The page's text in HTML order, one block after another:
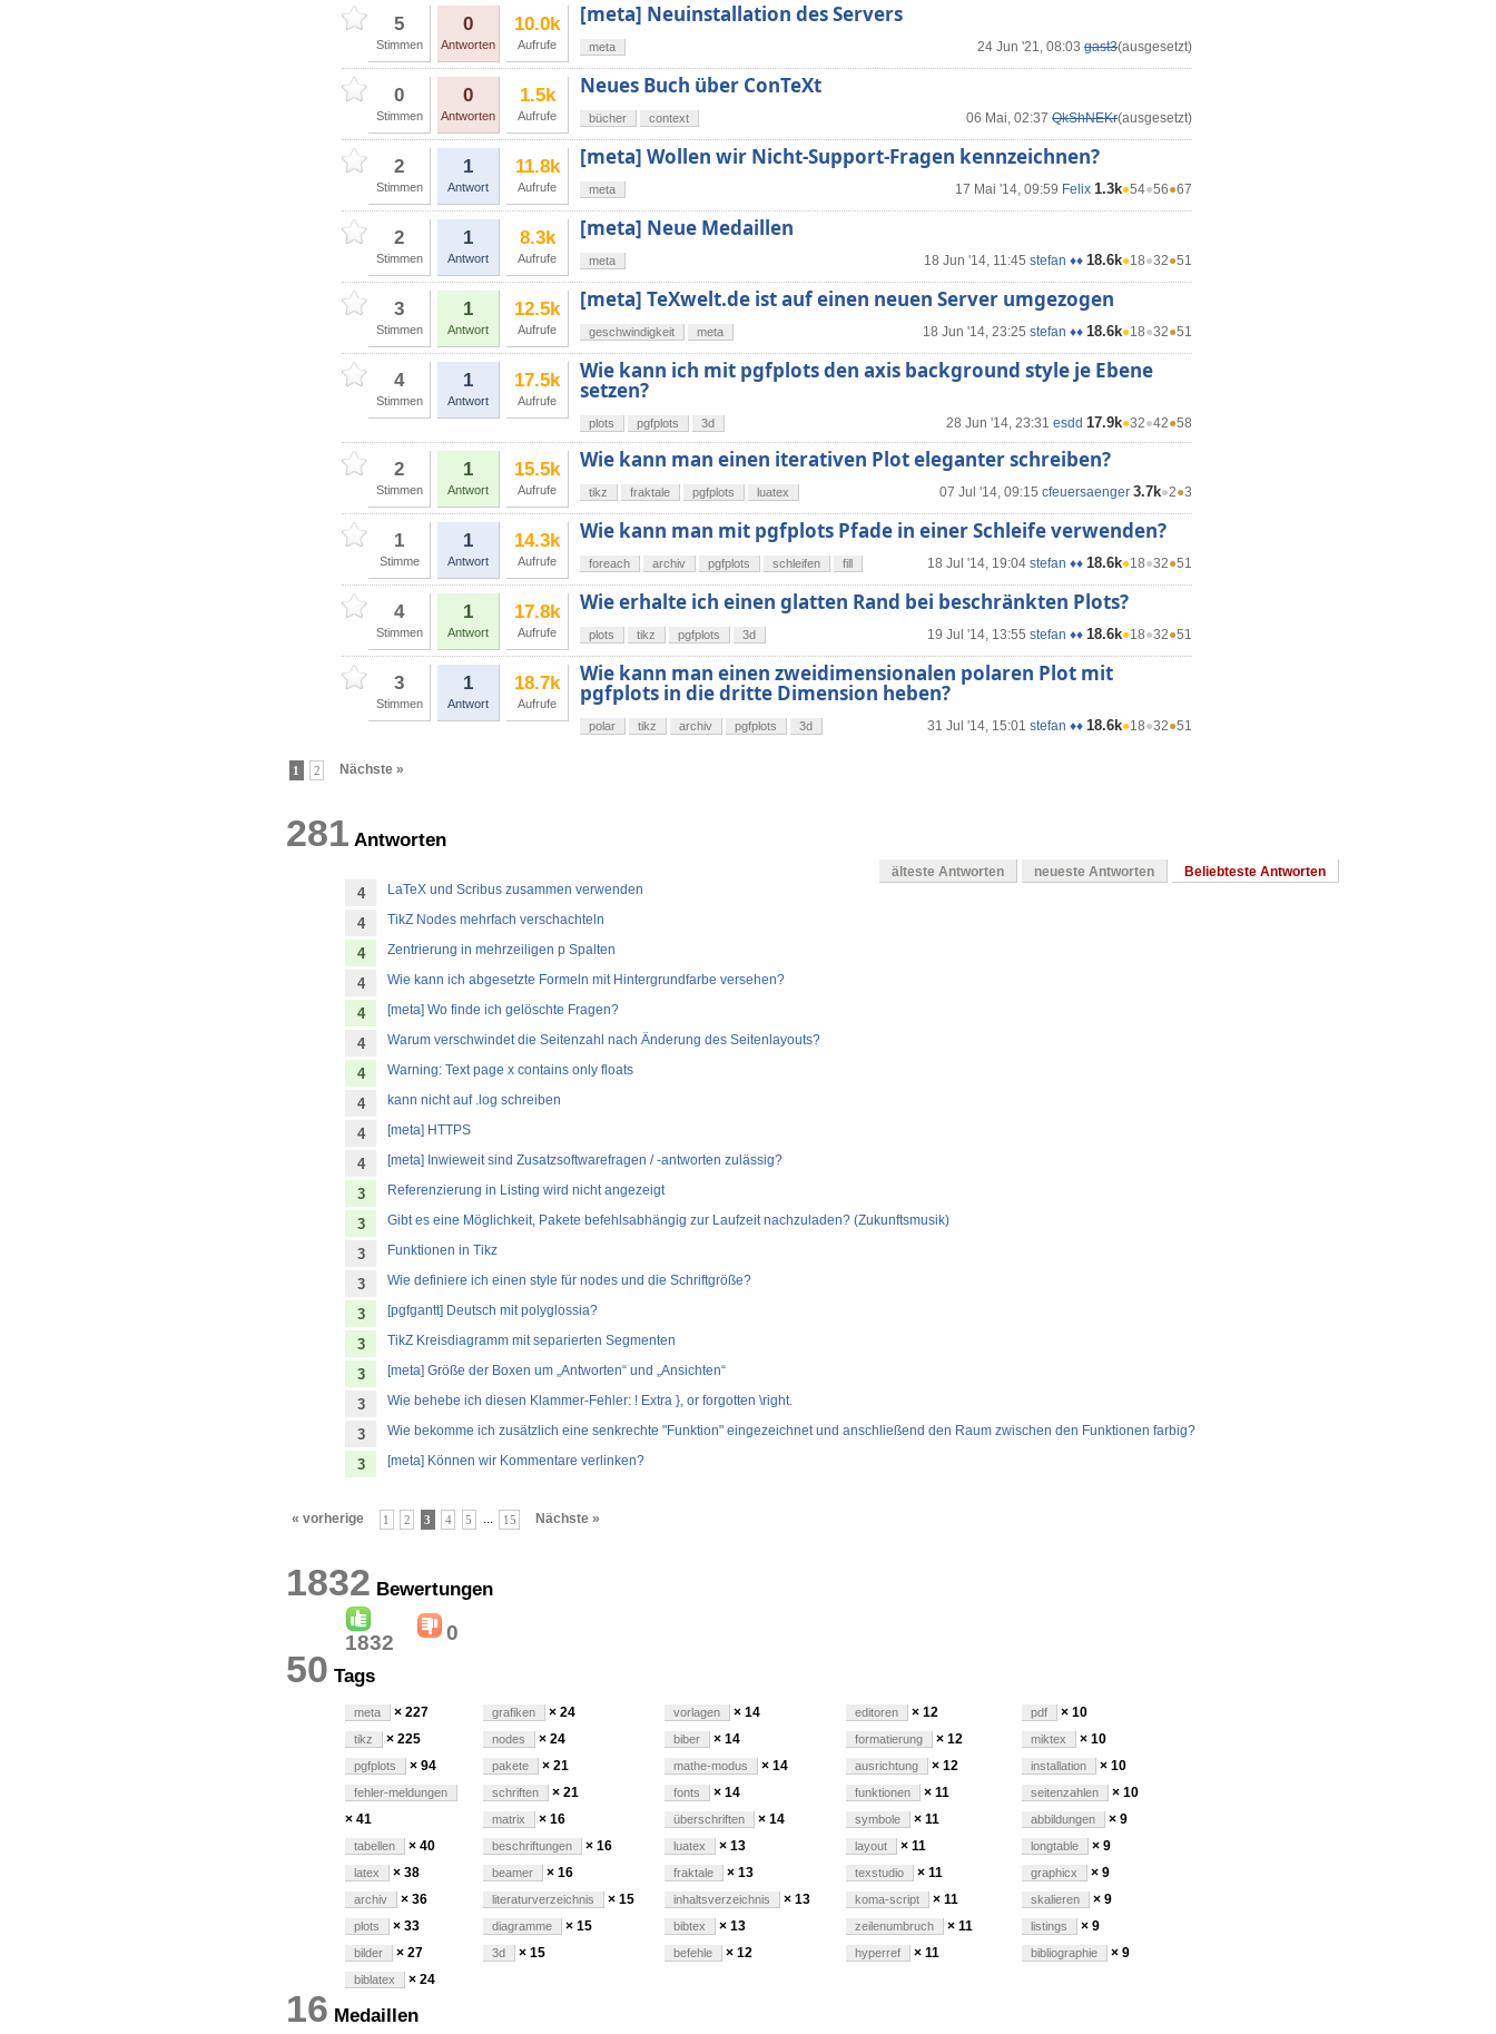
5
Stimmen
0
Antworten
10.0k
Aufrufe
[meta] Neuinstallation des Servers
24 Jun '21, 08:03 gast3(ausgesetzt)
meta
0
Stimmen
0
Antworten
1.5k
Aufrufe
Neues Buch über ConTeXt
06 Mai, 02:37 QkShNEKr(ausgesetzt)
bücher context
2
Stimmen
1
Antwort
11.8k
Aufrufe
[meta] Wollen wir Nicht-Support-Fragen kennzeichnen?
17 Mai '14, 09:59 Felix 1.3k●54●56●67
meta
2
Stimmen
1
Antwort
8.3k
Aufrufe
[meta] Neue Medaillen
18 Jun '14, 11:45 stefan ♦♦ 18.6k●18●32●51
meta
3
Stimmen
1
Antwort
12.5k
Aufrufe
[meta] TeXwelt.de ist auf einen neuen Server umgezogen
18 Jun '14, 23:25 stefan ♦♦ 18.6k●18●32●51
geschwindigkeit meta
4
Stimmen
1
Antwort
17.5k
Aufrufe
Wie kann ich mit pgfplots den axis background style je Ebene
setzen?
28 Jun '14, 23:31 esdd 17.9k●32●42●58
plots pgfplots 3d
2
Stimmen
1
Antwort
15.5k
Aufrufe
Wie kann man einen iterativen Plot eleganter schreiben?
07 Jul '14, 09:15 cfeuersaenger 3.7k●2●3
tikz fraktale pgfplots luatex
1
Stimme
1
Antwort
14.3k
Aufrufe
Wie kann man mit pgfplots Pfade in einer Schleife verwenden?
18 Jul '14, 19:04 stefan ♦♦ 18.6k●18●32●51
foreach archiv pgfplots schleifen fill
4
Stimmen
1
Antwort
17.8k
Aufrufe
Wie erhalte ich einen glatten Rand bei beschränkten Plots?
19 Jul '14, 13:55 stefan ♦♦ 18.6k●18●32●51
plots tikz pgfplots 3d
3
Stimmen
1
Antwort
18.7k
Aufrufe
Wie kann man einen zweidimensionalen polaren Plot mit
pgfplots in die dritte Dimension heben?
31 Jul '14, 15:01 stefan ♦♦ 18.6k●18●32●51
polar tikz archiv pgfplots 3d
1 2 Nächste »
281 Antworten
älteste Antworten neueste Antworten Beliebteste Antworten
4 LaTeX und Scribus zusammen verwenden
4 TikZ Nodes mehrfach verschachteln
4 Zentrierung in mehrzeiligen p Spalten
4 Wie kann ich abgesetzte Formeln mit Hintergrundfarbe versehen?
4 [meta] Wo finde ich gelöschte Fragen?
4 Warum verschwindet die Seitenzahl nach Änderung des Seitenlayouts?
4 Warning: Text page x contains only floats
4 kann nicht auf .log schreiben
4 [meta] HTTPS
4 [meta] Inwieweit sind Zusatzsoftwarefragen / -antworten zulässig?
3 Referenzierung in Listing wird nicht angezeigt
3 Gibt es eine Möglichkeit, Pakete befehlsabhängig zur Laufzeit nachzuladen? (Zukunftsmusik)
3 Funktionen in Tikz
3 Wie definiere ich einen style für nodes und die Schriftgröße?
3 [pgfgantt] Deutsch mit polyglossia?
3 TikZ Kreisdiagramm mit separierten Segmenten
3 [meta] Größe der Boxen um „Antworten“ und „Ansichten“
3 Wie behebe ich diesen Klammer-Fehler: ! Extra }, or forgotten \right.
3 Wie bekomme ich zusätzlich eine senkrechte "Funktion" eingezeichnet und anschließend den Raum zwischen den Funktionen farbig?
3 [meta] Können wir Kommentare verlinken?
« vorherige 1 2 3 4 5 ... 15 Nächste »
1832 Bewertungen
1832 0
50 Tags
meta × 227
tikz × 225
pgfplots × 94
fehler-meldungen
× 41
tabellen × 40
latex × 38
archiv × 36
plots × 33
bilder × 27
biblatex × 24
grafiken × 24
nodes × 24
pakete × 21
schriften × 21
matrix × 16
beschriftungen × 16
beamer × 16
literaturverzeichnis × 15
diagramme × 15
3d × 15
vorlagen × 14
biber × 14
mathe-modus × 14
fonts × 14
überschriften × 14
luatex × 13
fraktale × 13
inhaltsverzeichnis × 13
bibtex × 13
befehle × 12
editoren × 12
formatierung × 12
ausrichtung × 12
funktionen × 11
symbole × 11
layout × 11
texstudio × 11
koma-script × 11
zeilenumbruch × 11
hyperref × 11
pdf × 10
miktex × 10
installation × 10
seitenzahlen × 10
abbildungen × 9
longtable × 9
graphicx × 9
skalieren × 9
listings × 9
bibliographie × 9
16 Medaillen